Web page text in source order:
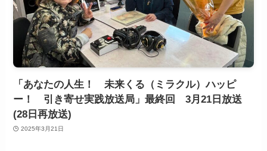
「あなたの人生！ 未来くる（ミラクル）ハッピ
ー！ 引き寄せ実践放送局」最終回 3月21日放送
(28日再放送)
2025年3月21日